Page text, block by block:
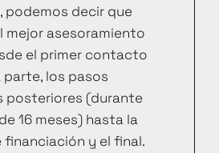
podemos decir que
mejor asesoramiento
el primer contacto
los pasos
posteriores (durante
16 meses) hasta la
y el final.